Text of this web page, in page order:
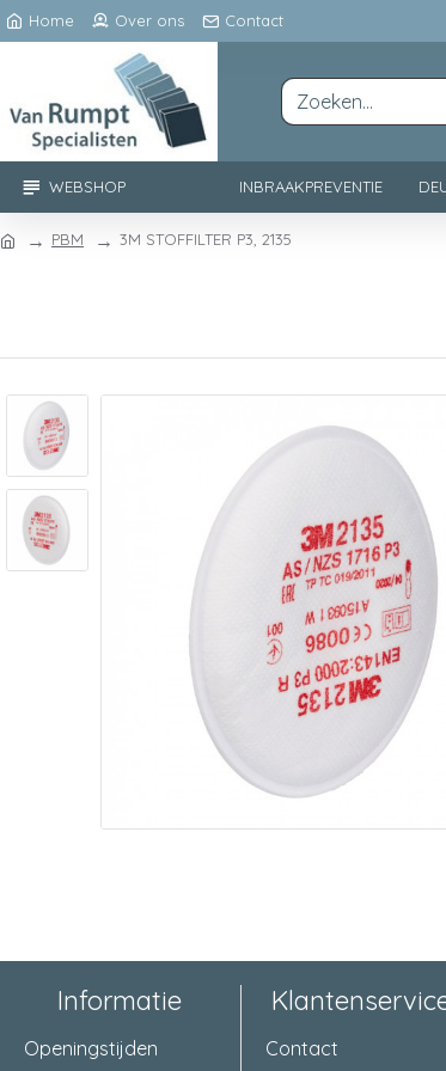
Home Over ons Contact
WEBSHOP INBRAAKPREVENTIE
PBM 3M STOFFILTER P3, 2135
Informatie
Openingstijden Contact